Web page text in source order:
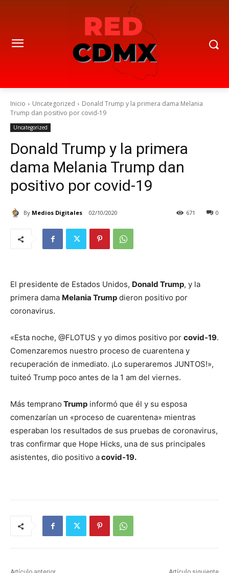
Inicio Uncategorized
Donald Trump y la primera dama Melania
Trump dan positivo por covid-19
Uncategorized
Donald Trump y la primera
dama Melania Trump dan
positivo por covid-19
By Medios Digitales 02/10/2020 0
671
El presidente de Estados Unidos, Donald Trump, y la
primera dama Melania Trump dieron positivo por
coronavirus.
«Esta noche, @FLOTUS y yo dimos positivo por covid-19.
Comenzaremos nuestro proceso de cuarentena y
recuperación de inmediato. ¡Lo superaremos JUNTOS!»,
tuiteó Trump poco antes de la 1 am del viernes.
Más temprano Trump informó que él y su esposa
comenzarían un «proceso de cuarentena» mientras
esperaban los resultados de sus pruebas de coronavirus,
tras confirmar que Hope Hicks, una de sus principales
asistentes, dio positivo acovid-19.